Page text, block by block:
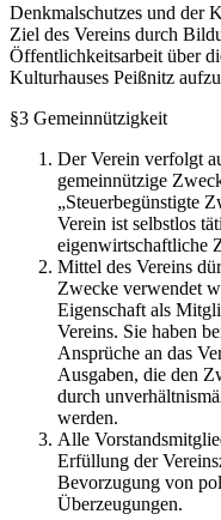
Denkmalschutzes und der
Ziel des Vereins durch
Öffentlichkeitsarbeit über
Kulturhauses Peißnitz
§3 Gemeinnützigkeit
Der Verein verfolgt
gemeinnützige
„Steuerbegünstigte
Verein ist selbstlos
eigenwirtschaftliche
Mittel des Vereins
Zwecke verwendet
Eigenschaft als
Vereins. Sie haben
Ansprüche an das
Ausgaben, die den
durch
werden.
Alle
Erfüllung der
Bevorzugung von
Überzeugungen.